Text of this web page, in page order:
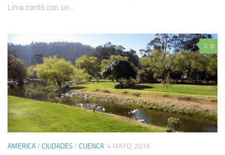
Lima contó con un...
0
AMERICA/ CIUDADES / CUENCA 4 MAYO, 2016